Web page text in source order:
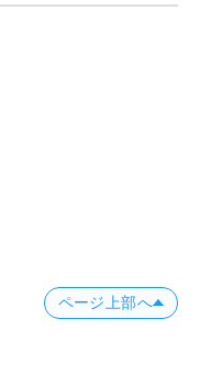
ページ上部へ